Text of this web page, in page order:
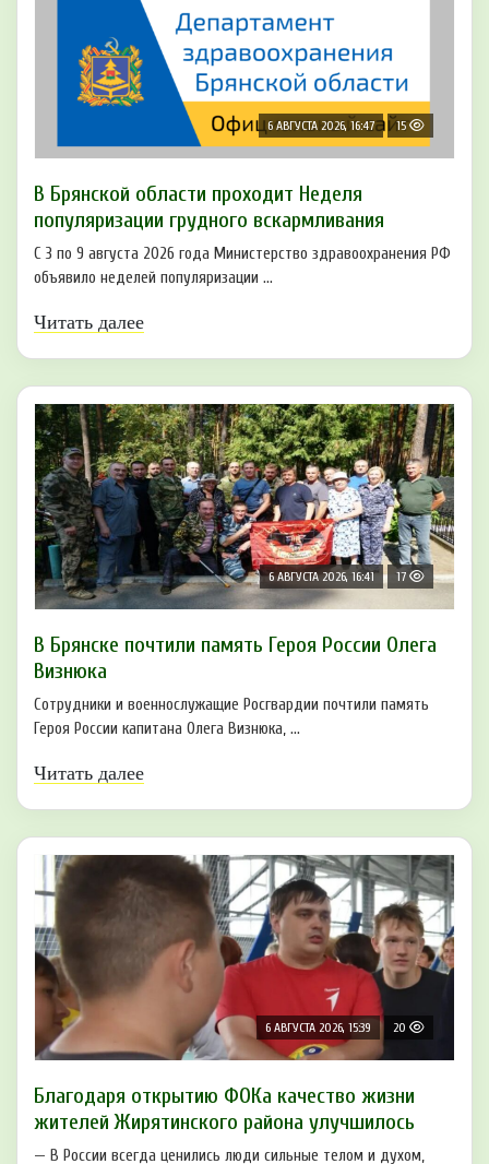
6 АВГУСТА 2026, 16:47 15
В Брянской области проходит Неделя
популяризации грудного вскармливания
С 3 по 9 августа 2026 года Министерство здравоохранения РФ
объявило неделей популяризации ...
Читать далее
6 АВГУСТА 2026, 16:41 17
В Брянске почтили память Героя России Олега
Визнюка
Сотрудники и военнослужащие Росгвардии почтили память
Героя России капитана Олега Визнюка, ...
Читать далее
6 АВГУСТА 2026, 15:39 20
Благодаря открытию ФОКа качество жизни
жителей Жирятинского района улучшилось
— В России всегда ценились люди сильные телом и духом,